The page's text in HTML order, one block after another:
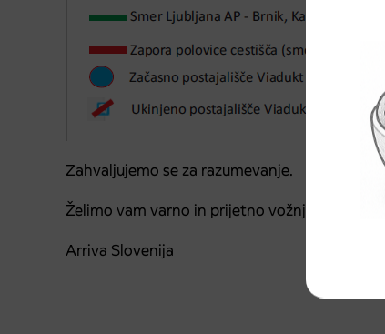
Zahvaljujemo se za razumevanje.
Želimo vam varno in prijetno vožnjo.
Arriva Slovenija